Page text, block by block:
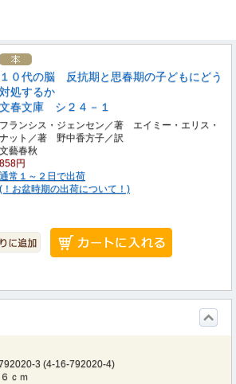
１０代の脳 反抗期と思春期の子どもにどう
対処するか
文春文庫 シ２４－１
フランシス・ジェンセン／著 エイミー・エリス・
ナット／著 野中香方子／訳
文藝春秋
858円
通常１～２日で出荷
(！お盆時期の出荷について！)
3 (4-16-792020-4)
ｃｍ